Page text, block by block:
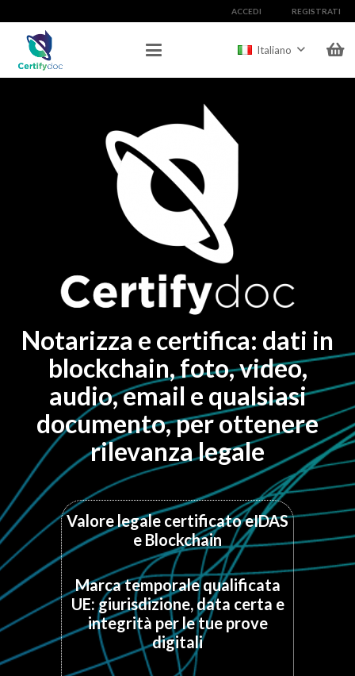
ACCEDI REGISTRATI
Italiano
Notarizza e certifica: dati in
blockchain, foto, video,
audio, email e qualsiasi
documento, per ottenere
rilevanza legale
Valore legale certificato eIDAS
e Blockchain
Marca temporale qualificata
UE: giurisdizione, data certa e
integrità per le tue prove
digitali